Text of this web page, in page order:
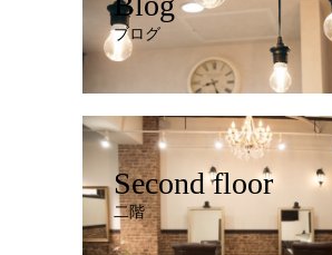
ブログ
Second floor
二階